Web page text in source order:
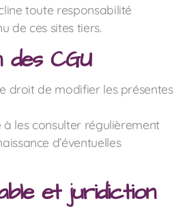
toute responsabilité
de ces sites tiers.
CGU
droit de modifier les présentes
à les consulter régulièrement
d’éventuelles
et juridiction